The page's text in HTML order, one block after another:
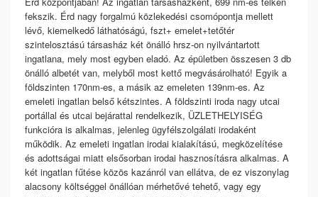
fekszik. Érd nagy forgalmú közlekedési csomópontja mellett
lévő, kiemelkedő láthatóságú, fszt+ emelet+tetőtér
szintelosztású társasház két önálló hrsz-on nyilvántartott
ingatlana, mely most egyben eladó. Az épületben összesen 3 db
önálló albetét van, melyből most kettő megvásárolható! Egyik a
földszinten 170nm-es, a másik az emeleten 139nm-es. Az
emeleti ingatlan belső kétszintes. A földszinti iroda nagy utcai
portállal és utcai bejárattal rendelkezik, ÜZLETHELYISÉG
funkcióra is alkalmas, jelenleg ügyfélszolgálati irodaként
működik. Az emeleti ingatlan irodai kialakítású, megközelítése
és adottságai miatt elsősorban irodai hasznosításra alkalmas. A
két ingatlan fűtése közös kazánról van ellátva, de ez viszonylag
alacsony költséggel önállóan mérhetővé tehető, vagy egy